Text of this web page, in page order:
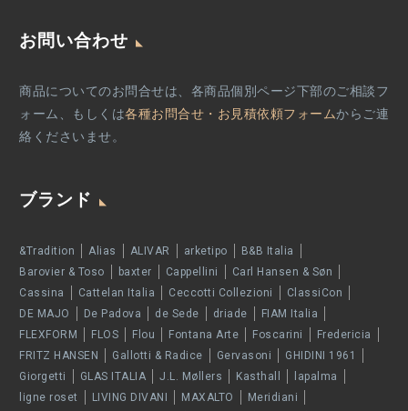
お問い合わせ
商品についてのお問合せは、各商品個別ページ下部のご相談フ
ォーム、もしくは各種お問合せ・お見積依頼フォームからご連
絡くださいませ。
ブランド
&Tradition Alias ALIVAR arketipo
B&B Italia
Barovier & Toso
baxter Cappellini
Carl Hansen & Søn
Cassina
Cattelan Italia Ceccotti Collezioni
ClassiCon
DE MAJO
De Padova de Sede driade
FIAM Italia
FLEXFORM
FLOS Flou Fontana Arte Foscarini
Fredericia
FRITZ HANSEN
Gallotti & Radice Gervasoni
GHIDINI 1961
Giorgetti
GLAS ITALIA J.L. Møllers Kasthall
lapalma
ligne roset
LIVING DIVANI MAXALTO
Meridiani